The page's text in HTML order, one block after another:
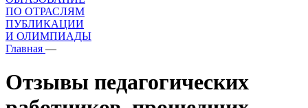
ПО ОТРАСЛЯМ
ПУБЛИКАЦИИ
И ОЛИМПИАДЫ
Главная —
Отзывы педагогических